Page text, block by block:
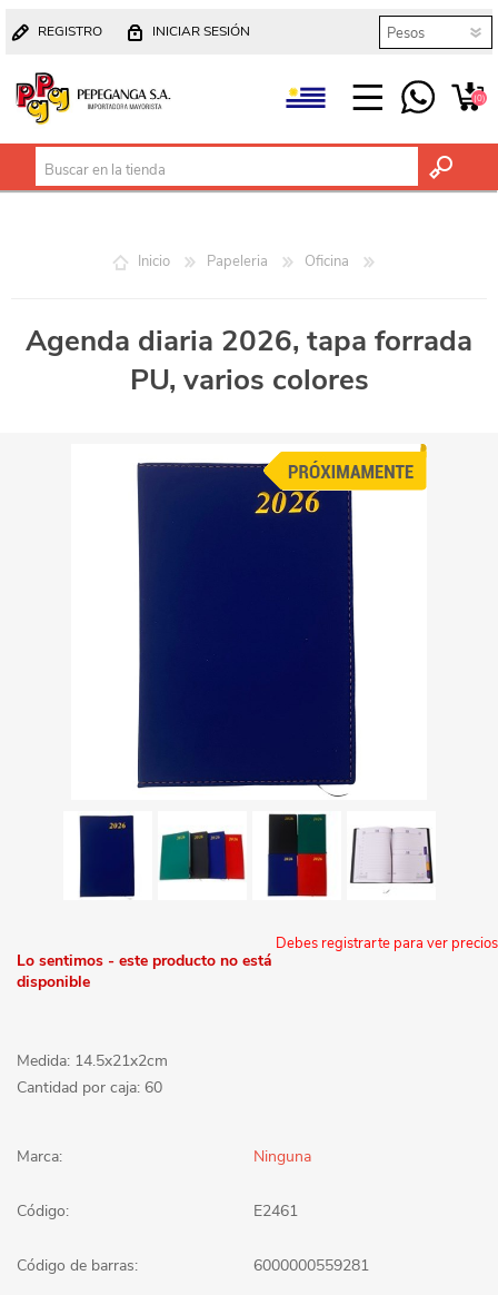
REGISTRO INICIAR SESIÓN
(0)
Inicio Papeleria Oficina
Agenda diaria 2026, tapa forrada
PU, varios colores
Debes registrarte para ver precios
Lo sentimos - este producto no está
disponible
Medida: 14.5x21x2cm
Cantidad por caja: 60
Marca: Ninguna
Código: E2461
Código de barras: 6000000559281